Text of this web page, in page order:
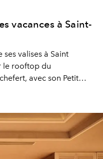
vacances à Saint-
valises à Saint
le rooftop du
avec son Petit